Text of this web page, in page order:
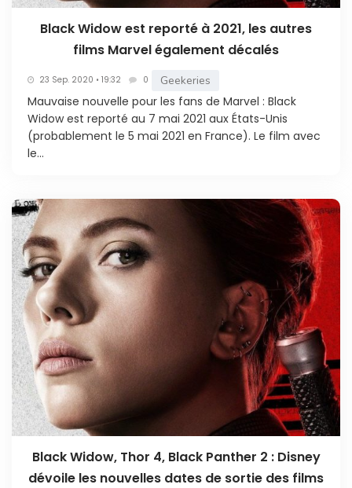
Black Widow est reporté à 2021, les autres
films Marvel également décalés
23 Sep. 2020 • 19:32 0 Geekeries
Mauvaise nouvelle pour les fans de Marvel : Black
Widow est reporté au 7 mai 2021 aux États-Unis
(probablement le 5 mai 2021 en France). Le film avec
le...
Black Widow, Thor 4, Black Panther 2 : Disney
dévoile les nouvelles dates de sortie des films